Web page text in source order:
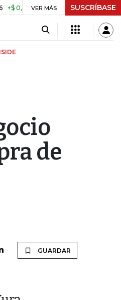
+0,01% BITCOIN US$ 64.442,80
VER MÁS SUSCRÍBASE
de
GUARDAR